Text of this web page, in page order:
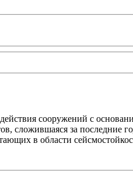
сооружений с
сложившаяся за
в области